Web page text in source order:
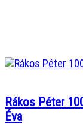
Rákos Péter
Éva